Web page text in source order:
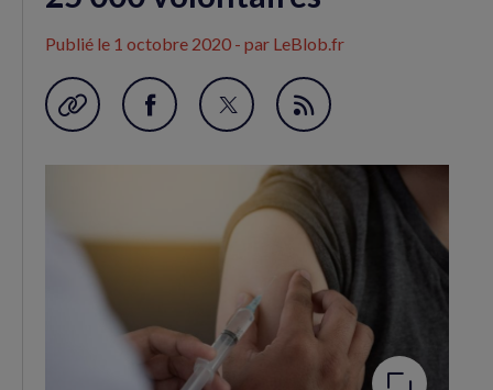
Publié le 1 octobre 2020 - par LeBlob.fr
Garder en favori
Partager
Partager
Twitter
(nouvelle
fenêtre)
Flux
Agrandir
l'image